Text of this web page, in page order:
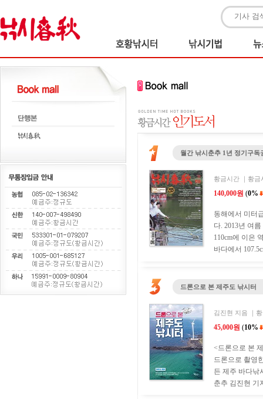
월간 낚시춘추 1년 정기구독
황금시간 ｜황금
140,000원 (0%
동해에서 미터
다. 2013년 여
110cm에 이은
바다에서
드론으로 본 제주도 낚시터
김진현 지음 ｜
45,000원 (10%
<드론으로 본
드론으로 촬영
든 제주 바다낚
춘추 김진현 기